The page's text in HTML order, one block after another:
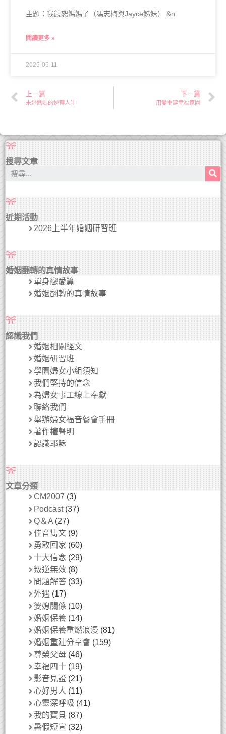
主題：我饒恕媽媽了（馮志梅與Jayce姊妹） &n
閱讀更多 »
2025-05-11
上一篇
未婚媽媽的逆轉人生
下一篇
用愛重建幸福家園
搜尋文章
近期活動
2026上半年婚姻研習班
婚姻翻轉的真情故事
單身戀愛篇
婚姻翻轉的真情故事
認識我們
婚姻相關經文
婚姻研習班
學園婦女小組須知
我們堅持的信念
為婦女事工線上奉獻
聯絡我們
舉辦婦女福音餐會手冊
著作權聲明
認識耶穌
文章分類
CM2007 (3)
Podcast(37)
Q＆A (27)
佳音雋文 (9)
勇敢回家 (60)
十大信念 (29)
叛逆無效 (8)
問題解答 (33)
外遇 (17)
婆媳關係 (10)
婚姻保養 (14)
婚姻保養重燃浪漫 (81)
婚姻重建分享會 (159)
尊榮父母 (46)
幸福四十 (19)
影音見證 (21)
心好男人 (11)
心靈深呼吸 (41)
我的寶貝 (87)
暑假短宣 (32)